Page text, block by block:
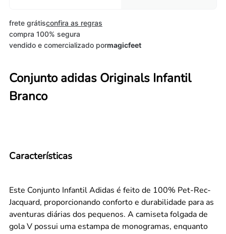
frete grátisconfira as regras
compra 100% segura
vendido e comercializado pormagicfeet
Conjunto adidas Originals Infantil
Branco
Características
Este Conjunto Infantil Adidas é feito de 100% Pet-Rec-
Jacquard, proporcionando conforto e durabilidade para as
aventuras diárias dos pequenos. A camiseta folgada de
gola V possui uma estampa de monogramas, enquanto